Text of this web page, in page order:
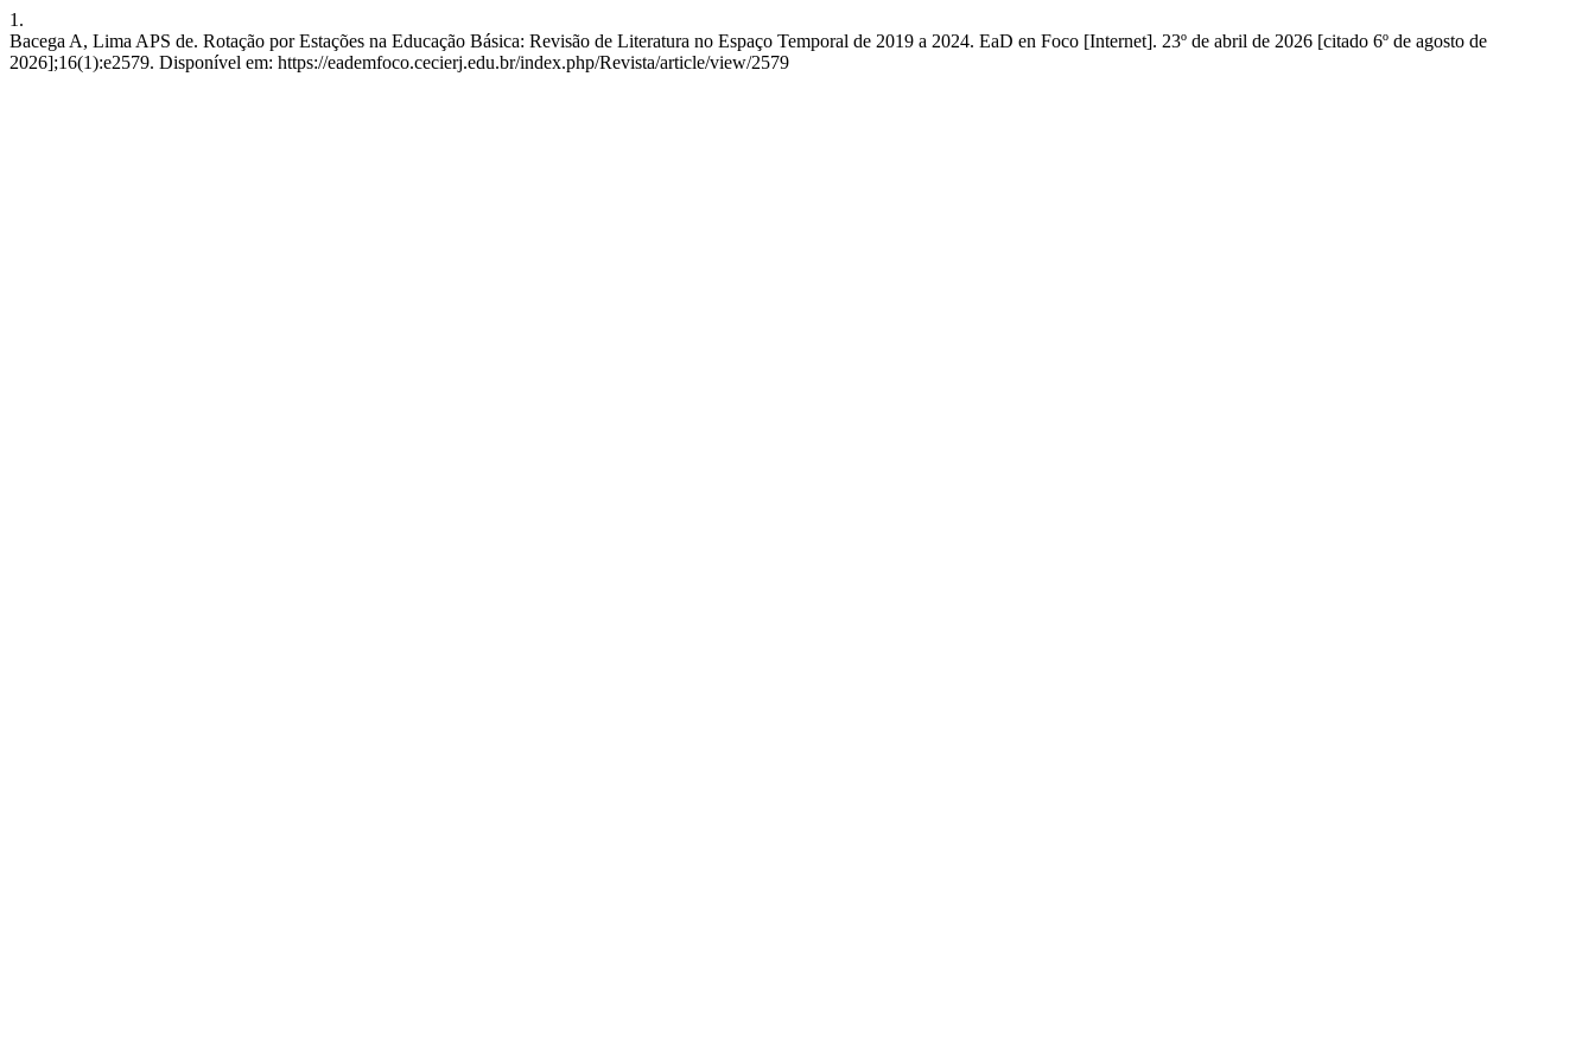
1.
Bacega A, Lima APS de. Rotação por Estações na Educação Básica: Revisão de Literatura no Espaço Temporal de 2019 a 2024. EaD en Foco [Internet]. 23º de abril de 2026 [citado 6º de agosto de
2026];16(1):e2579. Disponível em: https://eademfoco.cecierj.edu.br/index.php/Revista/article/view/2579